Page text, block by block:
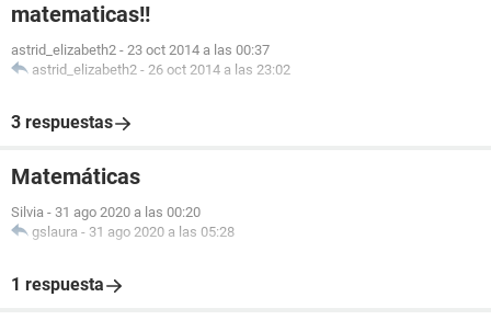
matematicas!!
astrid_elizabeth2 - 23 oct 2014 a las 00:37
astrid_elizabeth2 - 26 oct 2014 a las 23:02
3 respuestas
Matemáticas
Silvia - 31 ago 2020 a las 00:20
gslaura - 31 ago 2020 a las 05:28
1 respuesta